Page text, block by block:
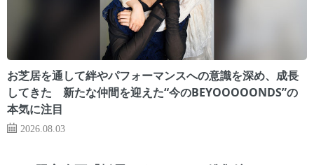
お芝居を通して絆やパフォーマンスへの意識を深め、成長
してきた 新たな仲間を迎えた“今のBEYOOOOONDS”の
本気に注目
2026.08.03